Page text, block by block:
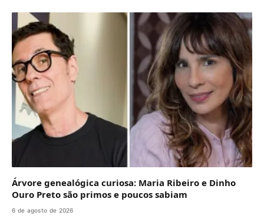
Árvore genealógica curiosa: Maria Ribeiro e Dinho
Ouro Preto são primos e poucos sabiam
6 de agosto de 2026